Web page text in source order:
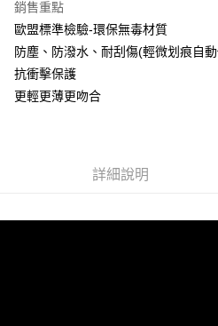
全家取貨付款
每筆NT$60，滿NT$390(含以上)免運
7-11取貨付款
銷售重點
歐盟標準檢驗-環保無毒材質
防塵、防潑水、耐刮傷(輕微划痕自
抗衝擊保護
更輕更薄更吻合
詳細說明